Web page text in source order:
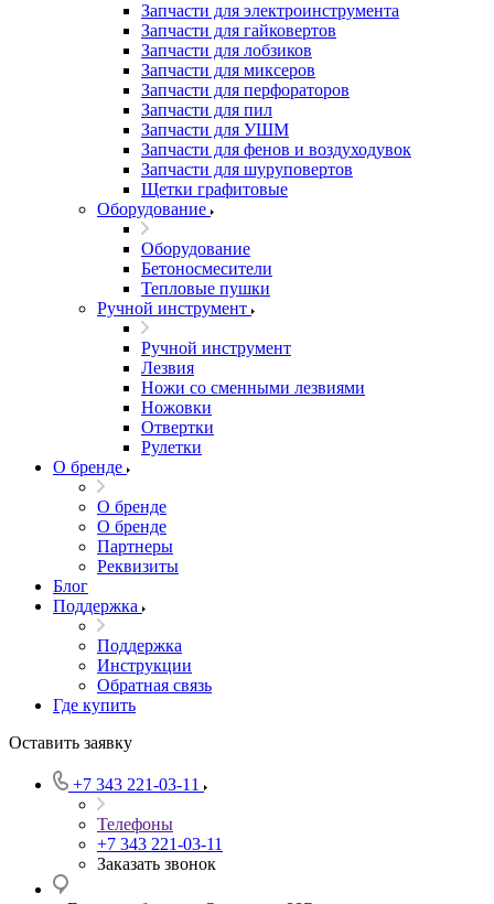
Запчасти для электроинструмента
Запчасти для гайковертов
Запчасти для лобзиков
Запчасти для миксеров
Запчасти для перфораторов
Запчасти для пил
Запчасти для УШМ
Запчасти для фенов и воздуходувок
Запчасти для шуруповертов
Щетки графитовые
Оборудование
Оборудование
Бетоносмесители
Тепловые пушки
Ручной инструмент
Ручной инструмент
Лезвия
Ножи со сменными лезвиями
Ножовки
Отвертки
Рулетки
О бренде
О бренде
О бренде
Партнеры
Реквизиты
Блог
Поддержка
Поддержка
Инструкции
Обратная связь
Где купить
Оставить заявку
+7 343 221-03-11
Телефоны
+7 343 221-03-11
Заказать звонок